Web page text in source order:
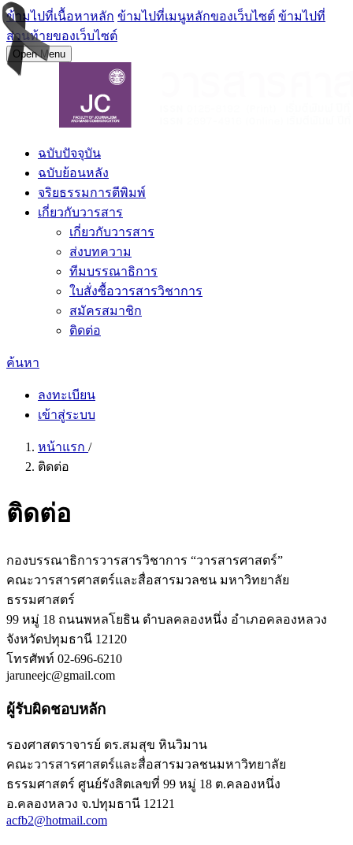
ข้ามไปที่เนื้อหาหลัก ข้ามไปที่เมนูหลักของเว็บไซต์ ข้ามไปที่
ส่วนท้ายของเว็บไซต์
Open Menu
ฉบับปัจจุบัน
ฉบับย้อนหลัง
จริยธรรมการตีพิมพ์
เกี่ยวกับวารสาร
เกี่ยวกับวารสาร
ส่งบทความ
ทีมบรรณาธิการ
ใบสั่งซื้อวารสารวิชาการ
สมัครสมาชิก
ติดต่อ
ค้นหา
ลงทะเบียน
เข้าสู่ระบบ
หน้าแรก /
ติดต่อ
ติดต่อ
กองบรรณาธิการวารสารวิชาการ “วารสารศาสตร์”
คณะวารสารศาสตร์และสื่อสารมวลชน มหาวิทยาลัย
ธรรมศาสตร์
99 หมู่ 18 ถนนพหลโยธิน ตำบลคลองหนึ่ง อำเภอคลองหลวง
จังหวัดปทุมธานี 12120
โทรศัพท์ 02-696-6210
jaruneejc@gmail.com
ผู้รับผิดชอบหลัก
รองศาสตราจารย์ ดร.สมสุข หินวิมาน
คณะวารสารศาสตร์และสื่อสารมวลชนมหาวิทยาลัย
ธรรมศาสตร์ ศูนย์รังสิตเลขที่ 99 หมู่ 18 ต.คลองหนึ่ง
อ.คลองหลวง จ.ปทุมธานี 12121
acfb2@hotmail.com